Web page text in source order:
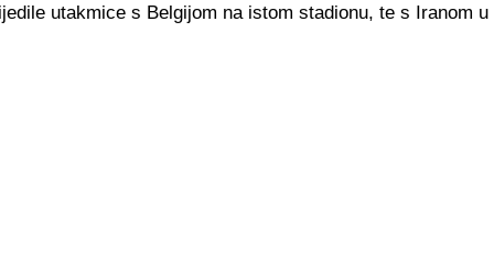
utakmice s Belgijom na istom stadionu, te s Iranom u